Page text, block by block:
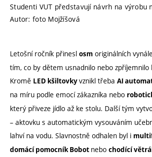
Studenti VUT představují návrh na výrobu
Autor: foto Mojžíšová
Letošní ročník přinesl osm originálních
tím, co by dětem usnadnilo nebo zpříjemnilo
Kromě LED kšiltovkyvznikl třeba AI
na míru podle emocí zákazníka nebo
který přiveze jídlo až ke stolu. Další tým
– aktovku s automatickým vysouváním
lahví na vodu. Slavnostně odhalen byl i
domácí pomocník Bobot nebo chodící